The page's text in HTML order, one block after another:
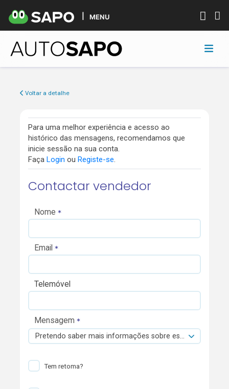
MENU
Voltar a detalhe
Para uma melhor experiência e acesso ao
histórico das mensagens, recomendamos que
inicie sessão na sua conta.
Faça Login ou Registe-se.
Contactar vendedor
Nome
Email
Telemóvel
Mensagem
Pretendo saber mais informações sobre esta viatura.
Tem retoma?